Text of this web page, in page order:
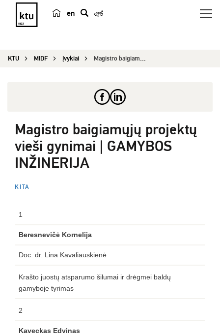
en
e
KTU MIDF Įvykiai Magistro baigiamųjų projektų vieši gynimai | GAM...
Magistro baigiamųjų projektų
vieši gynimai | GAMYBOS
INŽINERIJA
KITA
1
Beresnevičė Kornelija
Doc. dr. Lina Kavaliauskienė
Krašto juostų atsparumo šilumai ir drėgmei baldų
gamyboje tyrimas
2
Kaveckas Edvinas